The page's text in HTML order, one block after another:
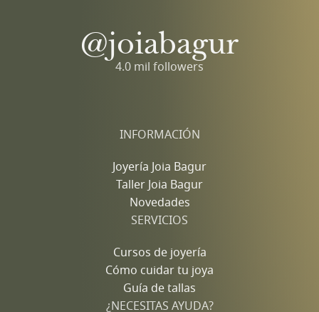
@joiabagur
4.0 mil followers
INFORMACIÓN
Joyería Joia Bagur
Taller Joia Bagur
Novedades
SERVICIOS
Cursos de joyería
Cómo cuidar tu joya
Guía de tallas
¿NECESITAS AYUDA?